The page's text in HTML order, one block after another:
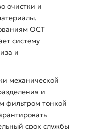
очистки и
ОСТ
систему
и
механической
и
фильтром тонкой
срок службы